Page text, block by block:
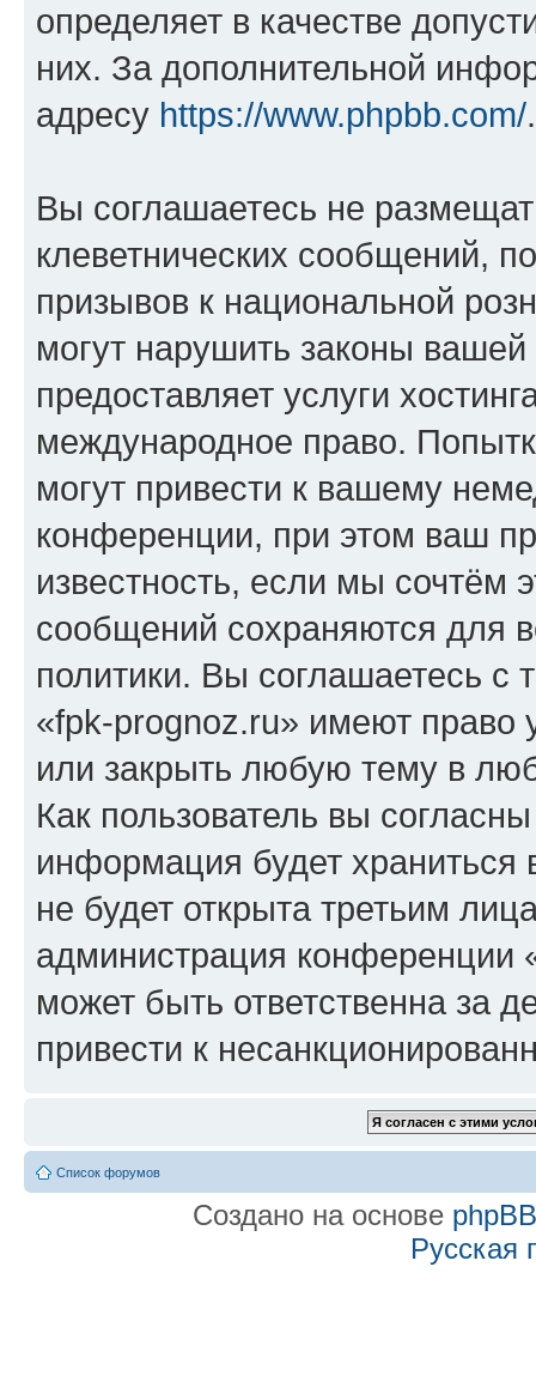
определяет в качестве
них. За дополнительной
адресу https://www.phpbb.com/.
Вы соглашаетесь не
клеветнических сообщений,
призывов к национальной
могут нарушить законы
предоставляет услуги
международное право.
могут привести к вашему
конференции, при этом ваш
известность, если мы сочтём
сообщений сохраняются для
политики. Вы соглашаетесь
«fpk-prognoz.ru» имеют право
или закрыть любую тему в
Как пользователь вы
информация будет
не будет открыта третьим
администрация конференции
может быть ответственна за
привести к
Список форумов
Создано на основе phpBB
Русская